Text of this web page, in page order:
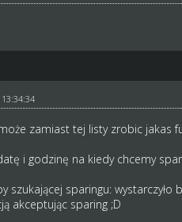
zamiast tej listy zrobic jakas
i godzinę na kiedy chcemy
szukającej sparingu: wystarczyło
akceptując sparing ;D